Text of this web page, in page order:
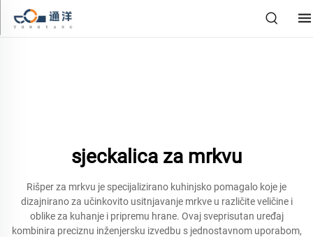
sjeckalica za mrkvu
Rišper za mrkvu je specijalizirano kuhinjsko pomagalo koje je
dizajnirano za učinkovito usitnjavanje mrkve u različite veličine i
oblike za kuhanje i pripremu hrane. Ovaj sveprisutan uređaj
kombinira preciznu inženjersku izvedbu s jednostavnom uporabom,